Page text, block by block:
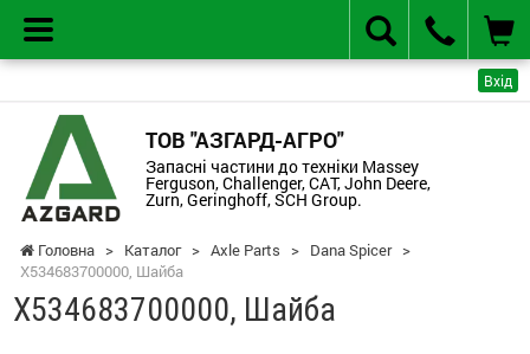
Вхід
ТОВ "АЗГАРД-АГРО"
Запасні частини до техніки Massey
Ferguson, Challenger, CAT, John Deere,
Zurn, Geringhoff, SCH Group.
Головна > Каталог > Axle Parts > Dana Spicer >
X534683700000, Шайба
X534683700000, Шайба